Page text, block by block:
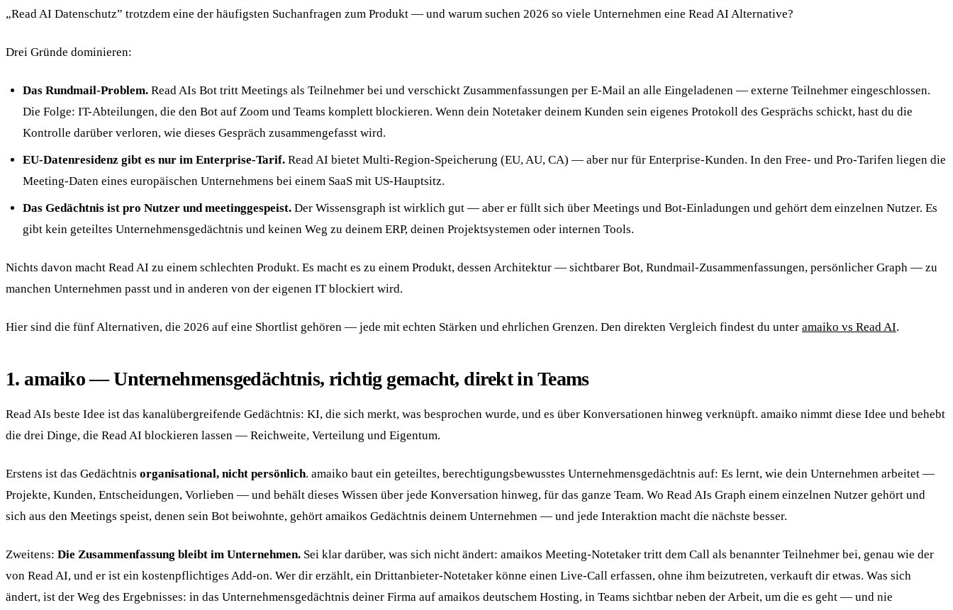
„Read AI Datenschutz” trotzdem eine der häufigsten Suchanfragen zum Produkt — und warum suchen 2026 so viele Unternehmen eine Read AI Alternative?
Drei Gründe dominieren:
Das Rundmail-Problem. Read AIs Bot tritt Meetings als Teilnehmer bei und verschickt Zusammenfassungen per E-Mail an alle Eingeladenen — externe Teilnehmer eingeschlossen.
Die Folge: IT-Abteilungen, die den Bot auf Zoom und Teams komplett blockieren. Wenn dein Notetaker deinem Kunden sein eigenes Protokoll des Gesprächs schickt, hast du die
Kontrolle darüber verloren, wie dieses Gespräch zusammengefasst wird.
EU-Datenresidenz gibt es nur im Enterprise-Tarif. Read AI bietet Multi-Region-Speicherung (EU, AU, CA) — aber nur für Enterprise-Kunden. In den Free- und Pro-Tarifen liegen die
Meeting-Daten eines europäischen Unternehmens bei einem SaaS mit US-Hauptsitz.
Das Gedächtnis ist pro Nutzer und meetinggespeist. Der Wissensgraph ist wirklich gut — aber er füllt sich über Meetings und Bot-Einladungen und gehört dem einzelnen Nutzer. Es
gibt kein geteiltes Unternehmensgedächtnis und keinen Weg zu deinem ERP, deinen Projektsystemen oder internen Tools.
Nichts davon macht Read AI zu einem schlechten Produkt. Es macht es zu einem Produkt, dessen Architektur — sichtbarer Bot, Rundmail-Zusammenfassungen, persönlicher Graph — zu
manchen Unternehmen passt und in anderen von der eigenen IT blockiert wird.
Hier sind die fünf Alternativen, die 2026 auf eine Shortlist gehören — jede mit echten Stärken und ehrlichen Grenzen. Den direkten Vergleich findest du unter amaiko vs Read AI.
1. amaiko — Unternehmensgedächtnis, richtig gemacht, direkt in Teams
Read AIs beste Idee ist das kanalübergreifende Gedächtnis: KI, die sich merkt, was besprochen wurde, und es über Konversationen hinweg verknüpft. amaiko nimmt diese Idee und behebt
die drei Dinge, die Read AI blockieren lassen — Reichweite, Verteilung und Eigentum.
Erstens ist das Gedächtnis organisational, nicht persönlich. amaiko baut ein geteiltes, berechtigungsbewusstes Unternehmensgedächtnis auf: Es lernt, wie dein Unternehmen arbeitet —
Projekte, Kunden, Entscheidungen, Vorlieben — und behält dieses Wissen über jede Konversation hinweg, für das ganze Team. Wo Read AIs Graph einem einzelnen Nutzer gehört und
sich aus den Meetings speist, denen sein Bot beiwohnte, gehört amaikos Gedächtnis deinem Unternehmen — und jede Interaktion macht die nächste besser.
Zweitens: Die Zusammenfassung bleibt im Unternehmen. Sei klar darüber, was sich nicht ändert: amaikos Meeting-Notetaker tritt dem Call als benannter Teilnehmer bei, genau wie der
von Read AI, und er ist ein kostenpflichtiges Add-on. Wer dir erzählt, ein Drittanbieter-Notetaker könne einen Live-Call erfassen, ohne ihm beizutreten, verkauft dir etwas. Was sich
ändert, ist der Weg des Ergebnisses: in das Unternehmensgedächtnis deiner Firma auf amaikos deutschem Hosting, in Teams sichtbar neben der Arbeit, um die es geht — und nie